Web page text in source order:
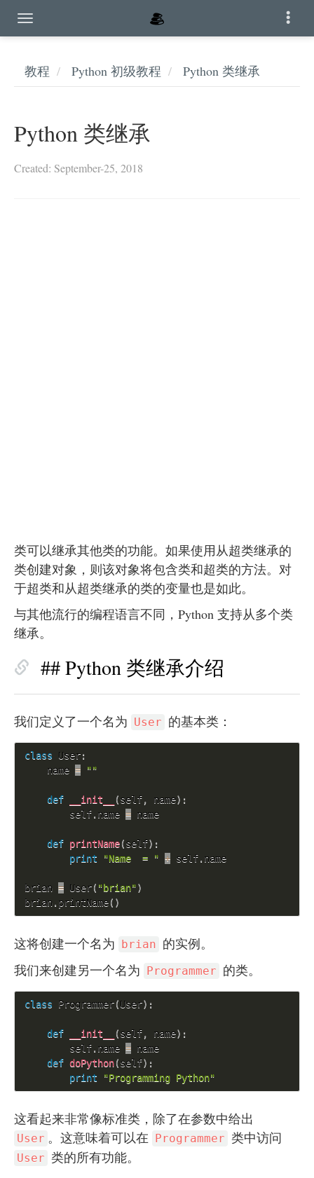
教程 Python 初级教程 Python 类继承
Python 类继承
Created: September-25, 2018
类可以继承其他类的功能。如果使用从超类继承的
类创建对象，则该对象将包含类和超类的方法。对
于超类和从超类继承的类的变量也是如此。
与其他流行的编程语言不同，Python 支持从多个类
继承。
## Python 类继承介绍
我们定义了一个名为 User 的基本类：
class User:
    name
= ""
def __init__ (self, name) :
        self
. name = name
def printName(self) :
print
"Name  = " + self. name
brian = User( "brian")
brian. printName( )
这将创建一个名为 brian 的实例。
我们来创建另一个名为 Programmer 的类。
class Programmer(User) :
def __init__ (self, name) :
        self
. name = name
def doPython(self) :
print
"Programming Python"
这看起来非常像标准类，除了在参数中给出
User 。这意味着可以在 Programmer 类中访问
User 类的所有功能。